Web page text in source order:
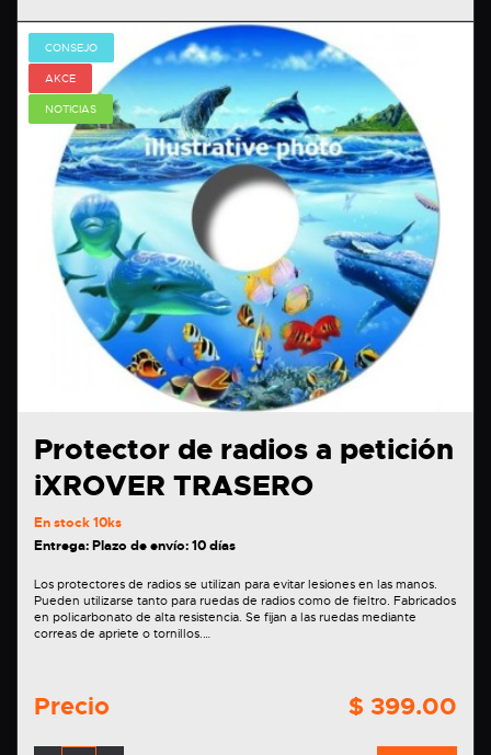
CONSEJO
AKCE
NOTICIAS
Protector de radios a petición
iXROVER TRASERO
En stock10ks
Entrega: Plazo de envío: 10 días
Los protectores de radios se utilizan para evitar lesiones en las manos.
Pueden utilizarse tanto para ruedas de radios como de fieltro. Fabricados
en policarbonato de alta resistencia. Se fijan a las ruedas mediante
correas de apriete o tornillos.…
Precio $ 399.00